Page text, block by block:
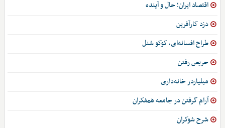
اقتصاد ایران؛ حال و آینده
دزد کارآفرین
طراح افسانه‌ای، کوکو شنل
حریص رفتن
میلیاردر خانه‌داری
آرام گرفتن در جامعه همفکران
شرح شوکران